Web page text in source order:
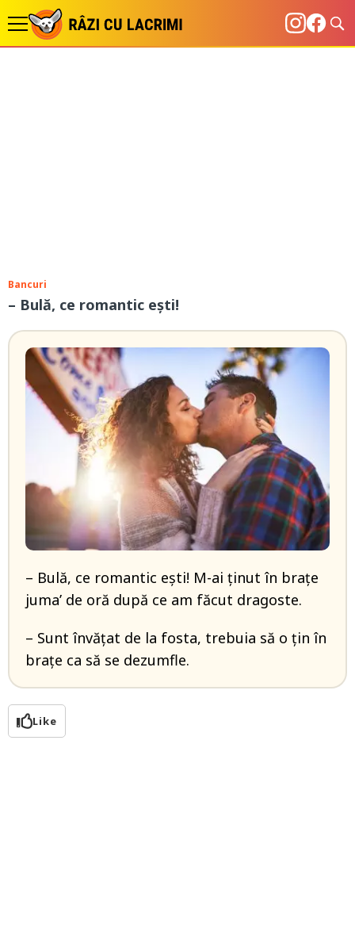
Bancuri
– Bulă, ce romantic ești!
– Bulă, ce romantic ești! M-ai ținut în brațe
juma’ de oră după ce am făcut dragoste.
– Sunt învățat de la fosta, trebuia să o țin în
brațe ca să se dezumfle.
Like